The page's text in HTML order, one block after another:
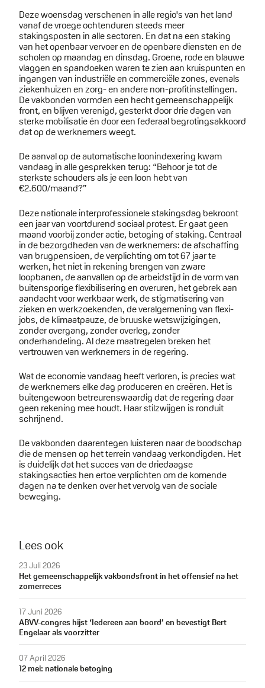
Deze woensdag verschenen in alle regio's van het land
vanaf de vroege ochtenduren steeds meer
stakingsposten in alle sectoren. En dat na een staking
van het openbaar vervoer en de openbare diensten en de
scholen op maandag en dinsdag. Groene, rode en blauwe
vlaggen en spandoeken waren te zien aan kruispunten en
ingangen van industriële en commerciële zones, evenals
ziekenhuizen en zorg- en andere non-profitinstellingen.
De vakbonden vormden een hecht gemeenschappelijk
front, en blijven verenigd, gesterkt door drie dagen van
sterke mobilisatie én door een federaal begrotingsakkoord
dat op de werknemers weegt.
De aanval op de automatische loonindexering kwam
vandaag in alle gesprekken terug: “Behoor je tot de
sterkste schouders als je een loon hebt van
€2.600/maand?”
Deze nationale interprofessionele stakingsdag bekroont
een jaar van voortdurend sociaal protest. Er gaat geen
maand voorbij zonder actie, betoging of staking. Centraal
in de bezorgdheden van de werknemers: de afschaffing
van brugpensioen, de verplichting om tot 67 jaar te
werken, het niet in rekening brengen van zware
loopbanen, de aanvallen op de arbeidstijd in de vorm van
buitensporige flexibilisering en overuren, het gebrek aan
aandacht voor werkbaar werk, de stigmatisering van
zieken en werkzoekenden, de veralgemening van flexi-
jobs, de klimaatpauze, de bruuske wetswijzigingen,
zonder overgang, zonder overleg, zonder
onderhandeling. Al deze maatregelen breken het
vertrouwen van werknemers in de regering.
Wat de economie vandaag heeft verloren, is precies wat
de werknemers elke dag produceren en creëren. Het is
buitengewoon betreurenswaardig dat de regering daar
geen rekening mee houdt. Haar stilzwijgen is ronduit
schrijnend.
De vakbonden daarentegen luisteren naar de boodschap
die de mensen op het terrein vandaag verkondigden. Het
is duidelijk dat het succes van de driedaagse
stakingsacties hen ertoe verplichten om de komende
dagen na te denken over het vervolg van de sociale
beweging.
Lees ook
23 Juli 2026
Het gemeenschappelijk vakbondsfront in het offensief na het
zomerreces
17 Juni 2026
ABVV-congres hijst ‘Iedereen aan boord’ en bevestigt Bert
Engelaar als voorzitter
07 April 2026
12 mei: nationale betoging